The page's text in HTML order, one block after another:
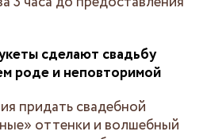
сделают свадьбу
роде и неповторимой
придать свадебной
оттенки и волшебный